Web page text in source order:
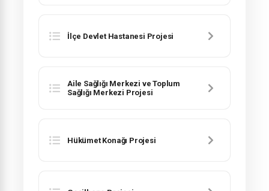
İlçe Devlet Hastanesi Projesi
Aile Sağlığı Merkezi ve Toplum
Sağlığı Merkezi Projesi
Hükümet Konağı Projesi